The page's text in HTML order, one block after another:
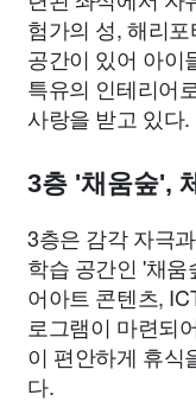
험가의 성, 해리
공간이 있어 아이
특유의 인테리어
사랑을 받고 있다.
3층 '채움숲',
3층은 감각 자극
학습 공간인 '채
어아트 콘텐츠,
로그램이 마련되
이 편안하게 휴식
다.